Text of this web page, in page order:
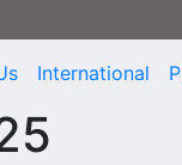
International